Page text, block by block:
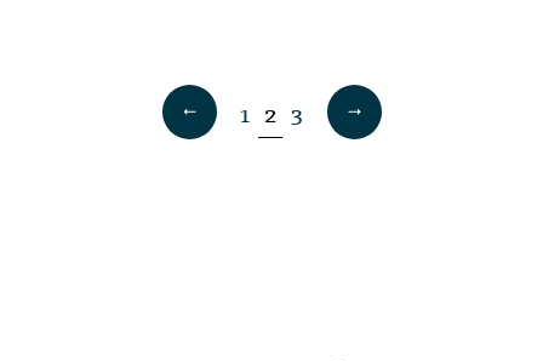
1 2 3